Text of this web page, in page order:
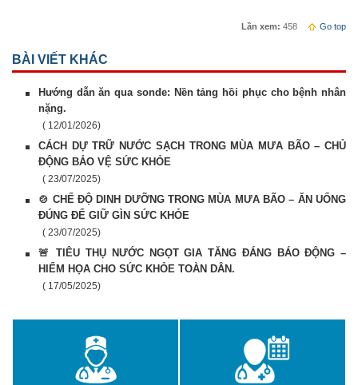
Lần xem: 458 Go top
BÀI VIẾT KHÁC
Hướng dẫn ăn qua sonde: Nền tảng hồi phục cho bệnh nhân
nặng.
( 12/01/2026)
CÁCH DỰ TRỮ NƯỚC SẠCH TRONG MÙA MƯA BÃO – CHỦ
ĐỘNG BẢO VỆ SỨC KHỎE
( 23/07/2025)
🍲 CHẾ ĐỘ DINH DƯỠNG TRONG MÙA MƯA BÃO – ĂN UỐNG
ĐÚNG ĐỂ GIỮ GÌN SỨC KHỎE
( 23/07/2025)
🚨 TIÊU THỤ NƯỚC NGỌT GIA TĂNG ĐÁNG BÁO ĐỘNG –
HIỂM HỌA CHO SỨC KHỎE TOÀN DÂN.
( 17/05/2025)